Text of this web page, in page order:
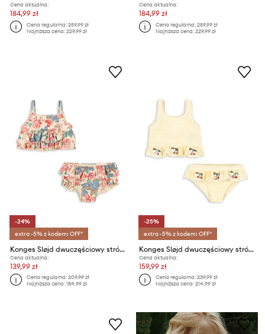
Cena aktualna:
184,99 zł
Cena regularna:259,99 zł
Najniższa cena:229,99 zł
Cena aktualna:
184,99 zł
Cena regularna:259,99 zł
Najniższa cena:229,99 zł
-24%
extra -5% z kodem: OFF*
Konges Sløjd dwuczęściowy strój kąpielowy dziecięcy MANUCA FRILL BIKINI GRS
Cena aktualna:
139,99 zł
Cena regularna:209,99 zł
Najniższa cena:184,99 zł
-25%
extra -5% z kodem: OFF*
Konges Sløjd dwuczęściowy strój kąpielowy dziecięcy ETTA BIKINI
Cena aktualna:
159,99 zł
Cena regularna:239,99 zł
Najniższa cena:214,99 zł